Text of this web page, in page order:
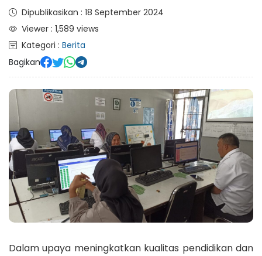
Dipublikasikan : 18 September 2024
Viewer : 1,589 views
Kategori : Berita
Bagikan
Dalam upaya meningkatkan kualitas pendidikan dan